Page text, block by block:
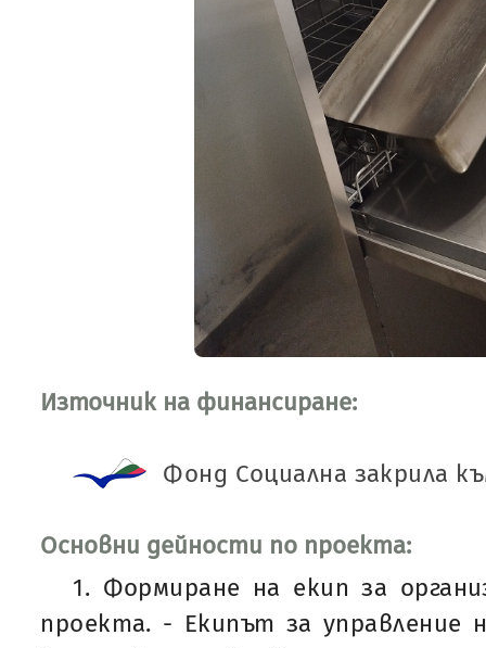
Източник на финансиране:
Фонд Социална закрила
Основни дейности по проекта:
1. Формиране на екип за
проекта. - Екипът за управление